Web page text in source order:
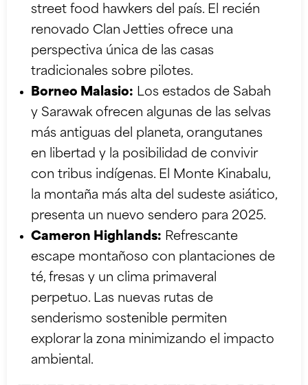
street food hawkers del país. El recién
renovado Clan Jetties ofrece una
perspectiva única de las casas
tradicionales sobre pilotes.
Borneo Malasio: Los estados de Sabah
y Sarawak ofrecen algunas de las selvas
más antiguas del planeta, orangutanes
en libertad y la posibilidad de convivir
con tribus indígenas. El Monte Kinabalu,
la montaña más alta del sudeste asiático,
presenta un nuevo sendero para 2025.
Cameron Highlands: Refrescante
escape montañoso con plantaciones de
té, fresas y un clima primaveral
perpetuo. Las nuevas rutas de
senderismo sostenible permiten
explorar la zona minimizando el impacto
ambiental.